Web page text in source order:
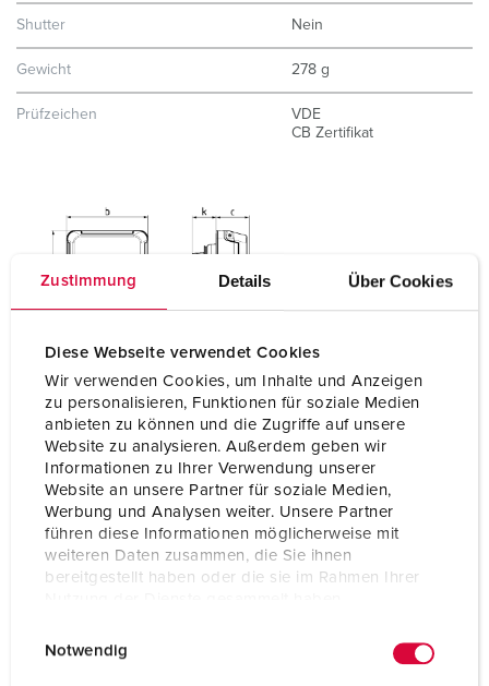
Zustimmung Details Über Cookies
Diese Webseite verwendet Cookies
Wir verwenden Cookies, um Inhalte und Anzeigen
zu personalisieren, Funktionen für soziale Medien
anbieten zu können und die Zugriffe auf unsere
Website zu analysieren. Außerdem geben wir
Informationen zu Ihrer Verwendung unserer
Website an unsere Partner für soziale Medien,
Werbung und Analysen weiter. Unsere Partner
führen diese Informationen möglicherweise mit
weiteren Daten zusammen, die Sie ihnen
bereitgestellt haben oder die sie im Rahmen Ihrer
Notwendig
Shutter Nein
Gewicht 278 g
Prüfzeichen
VDE
CB Zertifikat